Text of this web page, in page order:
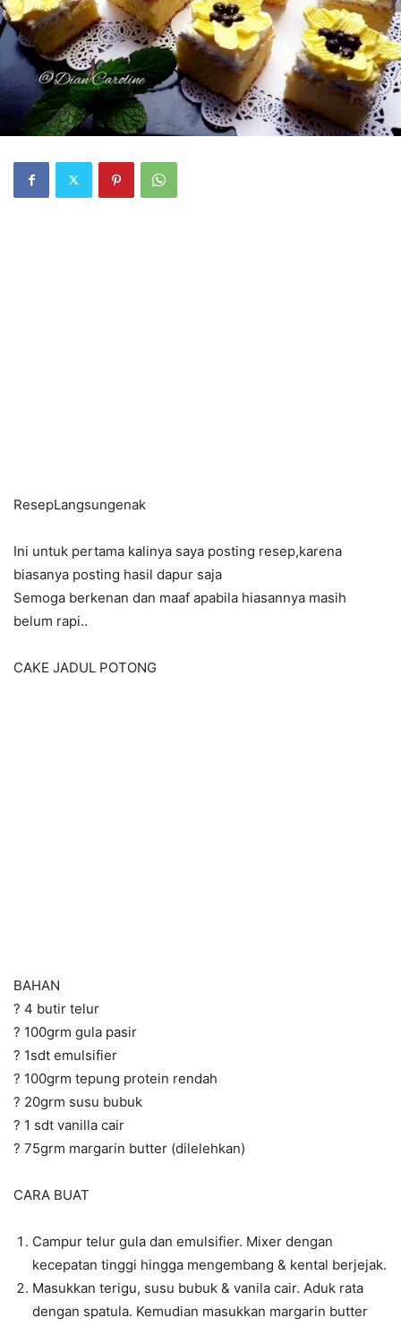
ResepLangsungenak
Ini untuk pertama kalinya saya posting resep,karena
biasanya posting hasil dapur saja
Semoga berkenan dan maaf apabila hiasannya masih
belum rapi..
CAKE JADUL POTONG
BAHAN
? 4 butir telur
? 100grm gula pasir
? 1sdt emulsifier
? 100grm tepung protein rendah
? 20grm susu bubuk
? 1 sdt vanilla cair
? 75grm margarin butter (dilelehkan)
CARA BUAT
Campur telur gula dan emulsifier. Mixer dengan
kecepatan tinggi hingga mengembang & kental berjejak.
Masukkan terigu, susu bubuk & vanila cair. Aduk rata
dengan spatula. Kemudian masukkan margarin butter